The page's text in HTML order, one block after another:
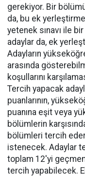
gerekiyor. Bir
da, bu ek
yetenek sınavı ile
adaylar da, ek
Adayların
arasında
koşullarını
Tercih yapacak
puanlarının,
puanına eşit veya
bölümlerin
bölümleri tercih
istenecek. Adaylar
toplam 12'yi
tercih yapabilecek.